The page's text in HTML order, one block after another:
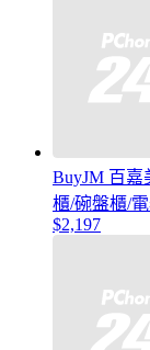
BuyJM 百嘉
櫃/碗盤櫃/
$2,197